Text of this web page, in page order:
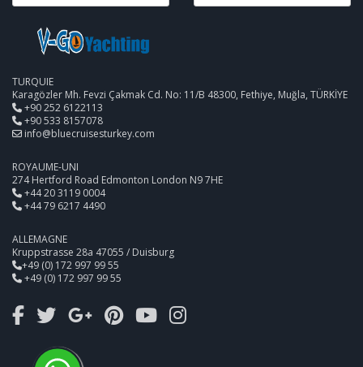
TURQUIE
Karagözler Mh. Fevzi Çakmak Cd. No: 11/B 48300, Fethiye, Muğla, TÜRKİYE
+90 252 6122113
+90 533 8157078
info@bluecruisesturkey.com
ROYAUME-UNI
274 Hertford Road Edmonton London N9 7HE
+44 20 3119 0004
+44 79 6217 4490
ALLEMAGNE
Kruppstrasse 28a 47055 / Duisburg
+49 (0) 172 997 99 55
+49 (0) 172 997 99 55